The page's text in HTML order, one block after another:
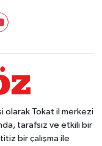
Tokat il merkezi
tarafsız ve etkili bir
bir çalışma ile